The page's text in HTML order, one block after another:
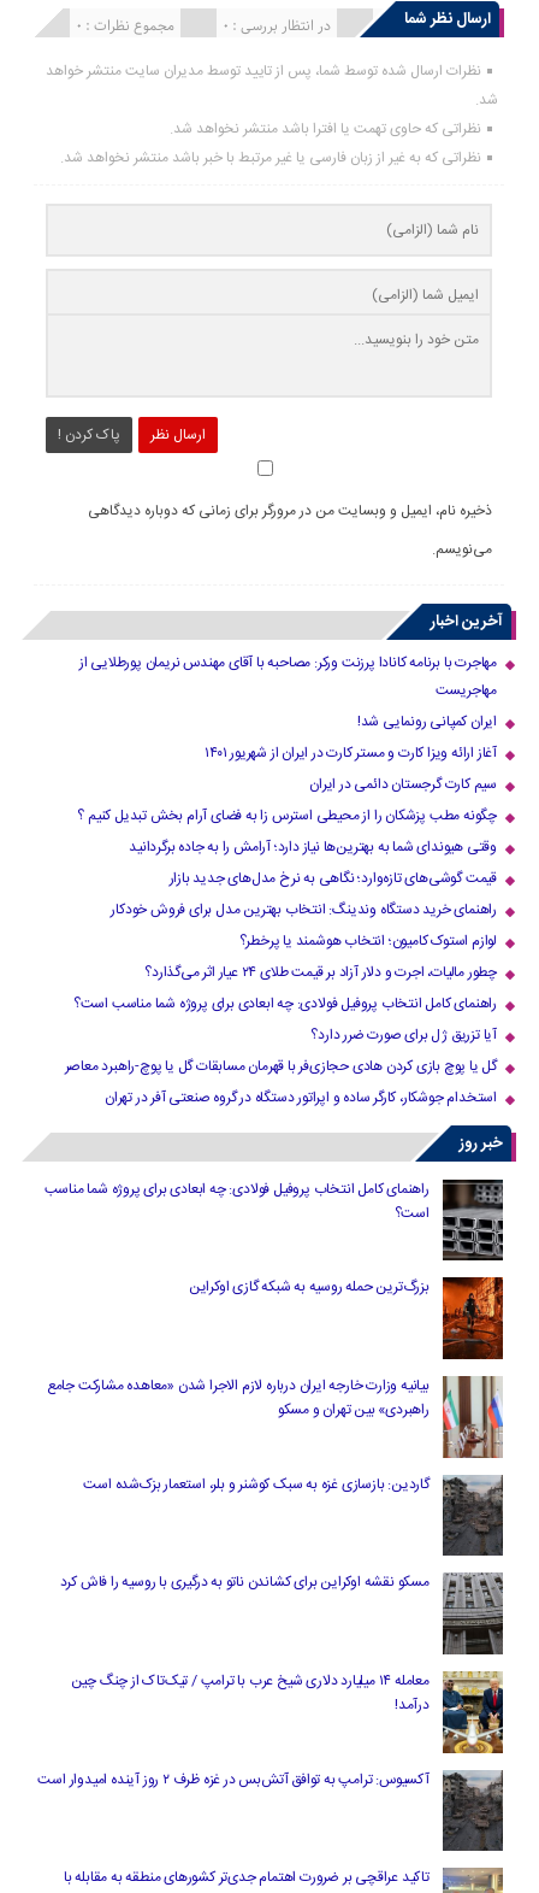
ارسال نظر شما مجموع نظرات : 0 در انتظار بررسی : 0 انتشار یافته : 0
نظرات ارسال شده توسط شما، پس از تایید توسط مدیران سایت منتشر خواهد
شد.
نظراتی که حاوی تهمت یا افترا باشد منتشر نخواهد شد.
نظراتی که به غیر از زبان فارسی یا غیر مرتبط با خبر باشد منتشر نخواهد شد.
ارسال نظر پاک کردن !
ذخیره نام، ایمیل و وبسایت من در مرورگر برای زمانی که دوباره دیدگاهی
می‌نویسم.
آخرین اخبار
مهاجرت با برنامه کانادا پرزنت ورکر: مصاحبه با آقای مهندس نریمان پورطلایی از
مهاجریست
ایران کمپانی رونمایی شد!
آغاز ارائه ویزا کارت و مستر کارت در ایران از شهریور ۱۴۰۱
سیم کارت گرجستان دائمی در ایران
چگونه مطب پزشکان را از محیطی استرس زا به فضای آرام بخش تبدیل کنیم ؟
وقتی هیوندای شما به بهترین‌ها نیاز دارد؛ آرامش را به جاده برگردانید
قیمت گوشی‌های تازه‌وارد؛ نگاهی به نرخ مدل‌های جدید بازار
راهنمای خرید دستگاه وندینگ: انتخاب بهترین مدل برای فروش خودکار
لوازم استوک کامیون؛ انتخاب هوشمند یا پرخطر؟
چطور مالیات، اجرت و دلار آزاد بر قیمت طلای ۲۴ عیار اثر می‌گذارد؟
راهنمای کامل انتخاب پروفیل فولادی: چه ابعادی برای پروژه شما مناسب است؟
آیا تزریق ژل برای صورت ضرر دارد​؟
گل یا پوچ بازی کردن هادی حجازی‌فر با قهرمان مسابقات گل یا پوچ-راهبرد معاصر
استخدام جوشکار، کارگر ساده و اپراتور دستگاه در گروه صنعتی آفر در تهران
خبر روز
راهنمای کامل انتخاب پروفیل فولادی: چه ابعادی برای پروژه شما مناسب
است؟
بزرگ‌ترین حمله روسیه به شبکه گازی اوکراین
بیانیه وزارت خارجه ایران درباره لازم‌ الاجرا شدن «معاهده مشارکت جامع
راهبردی» بین تهران و مسکو
گاردین: بازسازی غزه به سبک کوشنر و بلر، استعمار بزک‌شده است
مسکو نقشه اوکراین برای کشاندن ناتو به درگیری با روسیه را فاش کرد
معامله ۱۴ میلیارد دلاری شیخ عرب با ترامپ / تیک‌تاک از چنگ چین
درآمد!
آکسیوس: ترامپ به توافق آتش‌بس در غزه ظرف ۲ روز آینده امیدوار است
تاکید عراقچی بر ضرورت اهتمام جدی‌تر کشورهای منطقه به مقابله با